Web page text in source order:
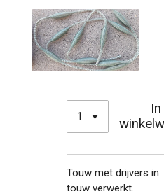
In
Touw met drijvers in
touw verwerkt.